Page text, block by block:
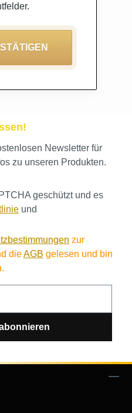
Newsletter für
zu unseren Produkten.
geschützt und es
und
zur
dieAGB gelesen und bin